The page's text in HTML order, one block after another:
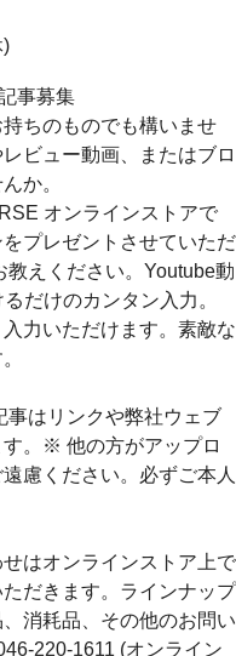
)
事募集
ちのものでも構いませ
ビュー動画、またはブロ
か。
オンラインストアで
プレゼントさせていただ
教えください。Youtube動
だけのカンタン入力。
力いただけます。素敵な
はリンクや弊社ウェブ
。※ 他の方がアップロ
慮ください。必ずご本人
はオンラインストア上で
だきます。ラインナップ
消耗品、その他のお問い
220-1611 (オンライン